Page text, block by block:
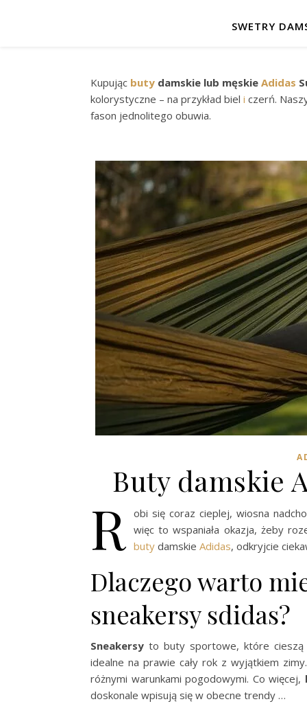
SWETRY
Kupując buty damskie lub męskie Adidas
kolorystyczne – na przykład biel i czerń.
fason jednolitego obuwia.
Buty damskie
R obi się coraz cieplej, wiosna
więc to wspaniała okazja, żeby
buty damskie Adidas, odkryjcie
Dlaczego warto
sneakersy sdidas?
Sneakersy to buty sportowe, które cieszą
idealne na prawie cały rok z wyjątkiem
różnymi warunkami pogodowymi. Co więcej,
doskonale wpisują się w obecne trendy …